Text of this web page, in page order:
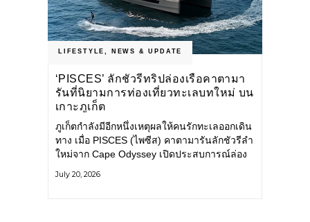
LIFESTYLE, NEWS & UPDATE
‘PISCES’ ลักชัวรีทริปล่องเรือคาตามา
รันที่นิยามการท่องเที่ยวทะเลบทใหม่ บน
เกาะภูเก็ต
ภูเก็ตกำลังมีอีกหนึ่งเหตุผลให้คนรักทะเลออกเดิน
ทาง เมื่อ PISCES (ไพซีส) คาตามารันลักชัวรีลำ
ใหม่จาก Cape Odyssey เปิดประสบการณ์ล่อง
ไป ผสานความสะดวกสบายแบบโรงแรมระดับ
July 20, 2026